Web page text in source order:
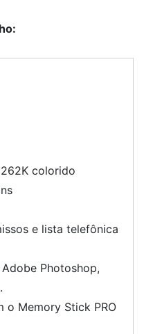
:
colorido
e lista telefônica
Photoshop,
o Memory Stick PRO